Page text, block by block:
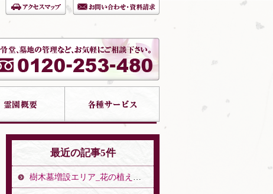
最近の記事5件
樹木墓増設エリア_花の植え替え（中央霊場）